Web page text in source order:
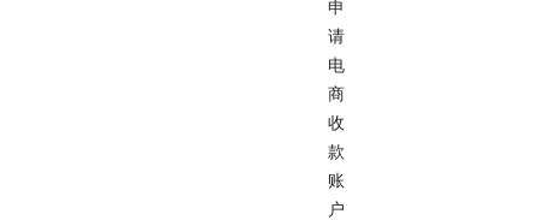
申
请
电
商
收
款
账
户